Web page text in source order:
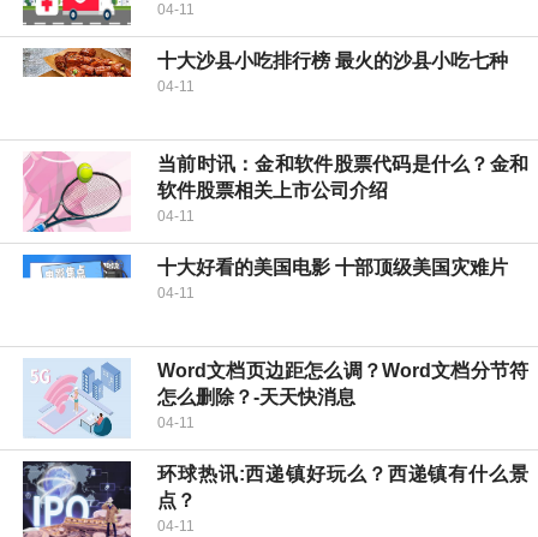
04-11
十大沙县小吃排行榜 最火的沙县小吃七种
04-11
当前时讯：金和软件股票代码是什么？金和
软件股票相关上市公司介绍
04-11
十大好看的美国电影 十部顶级美国灾难片
04-11
Word文档页边距怎么调？Word文档分节符
怎么删除？-天天快消息
04-11
环球热讯:西递镇好玩么？西递镇有什么景
点？
04-11